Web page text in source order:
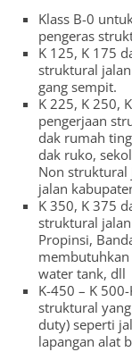
Klass B-0
pengeras
K 125, K 175
struktural
gang sempit.
K 225, K 250,
pengerjaan
dak rumah
dak ruko,
Non struktural
jalan
K 350, K 375
struktural jalan
Propinsi,
water tank, dll
K-450 – K
struktural
duty) seperti
lapangan alat